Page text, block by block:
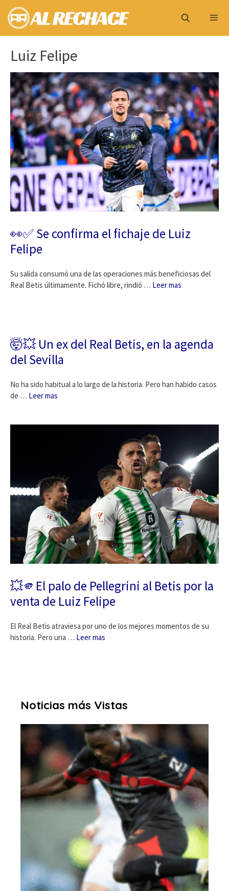
Saltar
contenido
Luiz Felipe
👀✅ Se confirma el fichaje de Luiz
Felipe
Su salida consumó una de las operaciones más beneficiosas del
Real Betis últimamente. Fichó libre, rindió … Leer mas
🤯💥 Un ex del Real Betis, en la agenda
del Sevilla
No ha sido habitual a lo largo de la historia. Pero han habido casos
de … Leer mas
💥🫵El palo de Pellegrini al Betis por la
venta de Luiz Felipe
El Real Betis atraviesa por uno de los mejores momentos de su
historia. Pero una … Leer mas
Noticias más Vistas